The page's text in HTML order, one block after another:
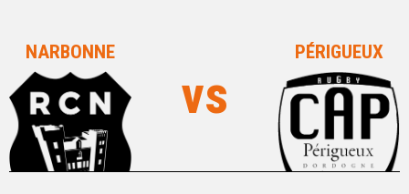
NARBONNE PÉRIGUEUX